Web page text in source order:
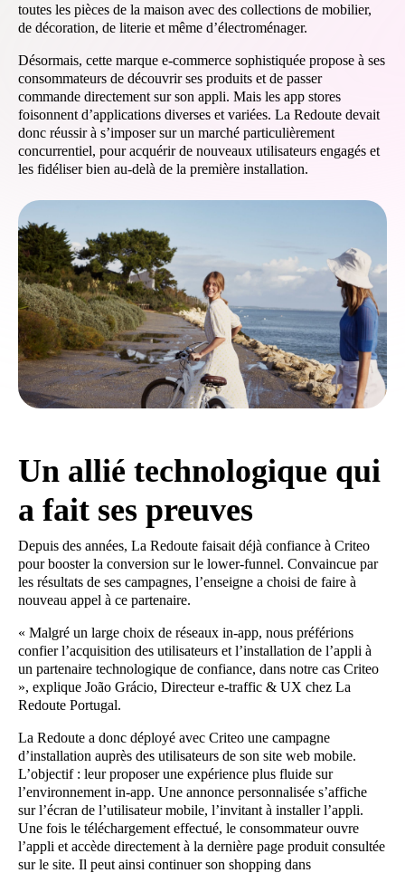
toutes les pièces de la maison avec des collections de mobilier,
de décoration, de literie et même d’électroménager.
Désormais, cette marque e-commerce sophistiquée propose à ses
consommateurs de découvrir ses produits et de passer
commande directement sur son appli. Mais les app stores
foisonnent d’applications diverses et variées. La Redoute devait
donc réussir à s’imposer sur un marché particulièrement
concurrentiel, pour acquérir de nouveaux utilisateurs engagés et
les fidéliser bien au-delà de la première installation.
Un allié technologique qui
a fait ses preuves
Depuis des années, La Redoute faisait déjà confiance à Criteo
pour booster la conversion sur le lower-funnel. Convaincue par
les résultats de ses campagnes, l’enseigne a choisi de faire à
nouveau appel à ce partenaire.
« Malgré un large choix de réseaux in-app, nous préférions
confier l’acquisition des utilisateurs et l’installation de l’appli à
un partenaire technologique de confiance, dans notre cas Criteo
», explique João Grácio, Directeur e-traffic & UX chez La
Redoute Portugal.
La Redoute a donc déployé avec Criteo une campagne
d’installation auprès des utilisateurs de son site web mobile.
L’objectif : leur proposer une expérience plus fluide sur
l’environnement in-app. Une annonce personnalisée s’affiche
sur l’écran de l’utilisateur mobile, l’invitant à installer l’appli.
Une fois le téléchargement effectué, le consommateur ouvre
l’appli et accède directement à la dernière page produit consultée
sur le site. Il peut ainsi continuer son shopping dans